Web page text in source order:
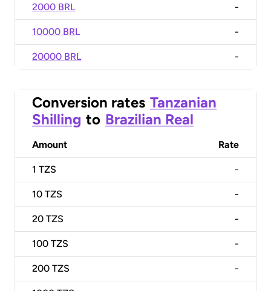
2000 BRL -
10000 BRL -
20000 BRL -
Conversion rates Tanzanian
Shilling to Brazilian Real
Amount Rate
1 TZS -
10 TZS -
20 TZS -
100 TZS -
200 TZS -